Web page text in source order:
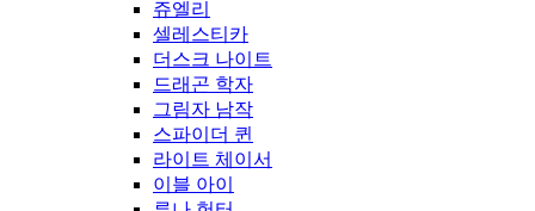
쥬엘리
셀레스티카
더스크 나이트
드래곤 학자
그림자 남작
스파이더 퀸
라이트 체이서
이블 아이